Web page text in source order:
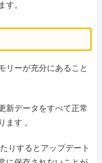
す。
リーが充分にあること
新データをすべて正常
ます 。
りするとアップデート